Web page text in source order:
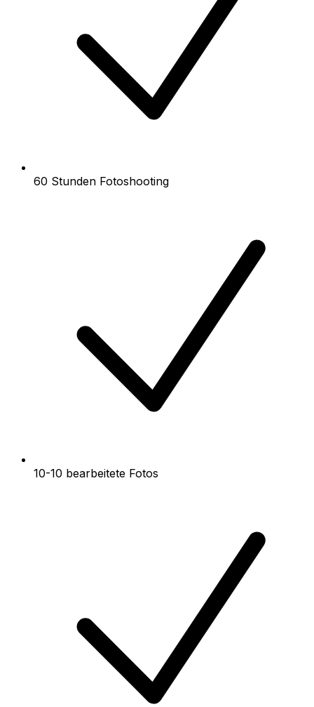
60 Stunden Fotoshooting
10-10 bearbeitete Fotos